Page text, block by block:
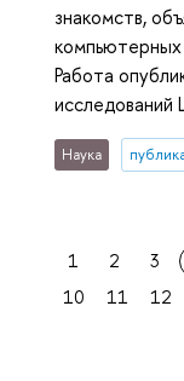
знакомств,
Работа
исследований
Наука
1 2 3
10
11 12